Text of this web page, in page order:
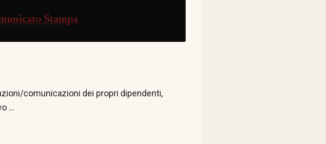
Stampa
comunicazioni dei propri dipendenti,
...